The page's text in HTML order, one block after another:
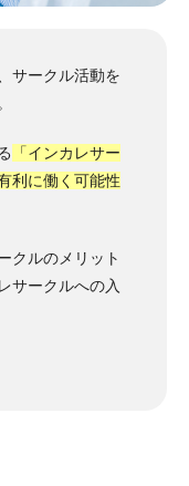
サークル活動を
「インカレサー
利に働く可能性
クルのメリット
サークルへの入